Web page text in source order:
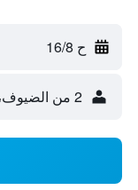
ح 16/8
2 من الضيوف، غرفة واحدة